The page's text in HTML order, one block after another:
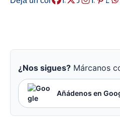
¿Nos sigues? Márcanos
Añádenos en